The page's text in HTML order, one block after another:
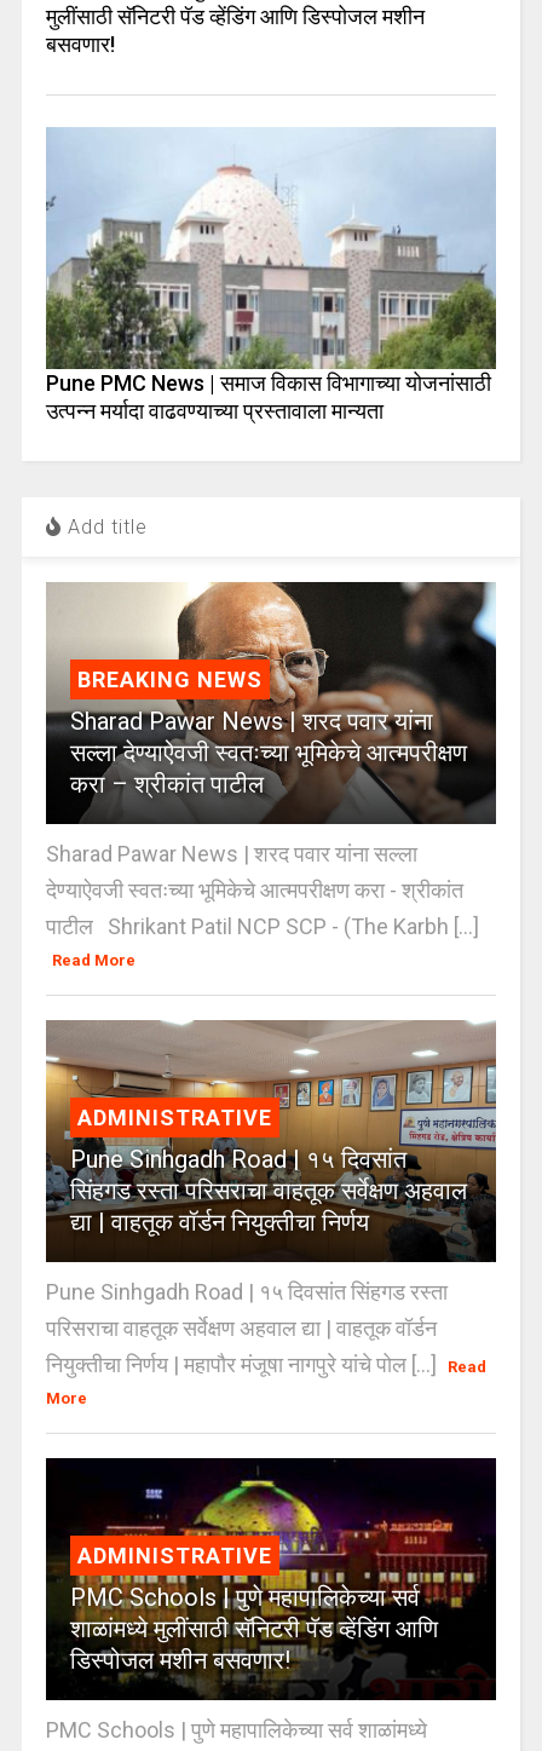
मुलींसाठी सॅनिटरी पॅड व्हेंडिंग आणि डिस्पोजल मशीन
बसवणार!
Pune PMC News | समाज विकास विभागाच्या योजनांसाठी
उत्पन्न मर्यादा वाढवण्याच्या प्रस्तावाला मान्यता
Add title
BREAKING NEWS
Sharad Pawar News | शरद पवार यांना
सल्ला देण्याऐवजी स्वतःच्या भूमिकेचे आत्मपरीक्षण
करा – श्रीकांत पाटील
Sharad Pawar News | शरद पवार यांना सल्ला
देण्याऐवजी स्वतःच्या भूमिकेचे आत्मपरीक्षण करा - श्रीकांत
पाटील Shrikant Patil NCP SCP - (The Karbh [...]
Read More
ADMINISTRATIVE
Pune Sinhgadh Road | १५ दिवसांत
सिंहगड रस्ता परिसराचा वाहतूक सर्वेक्षण अहवाल
द्या | वाहतूक वॉर्डन नियुक्तीचा निर्णय
Pune Sinhgadh Road | १५ दिवसांत सिंहगड रस्ता
परिसराचा वाहतूक सर्वेक्षण अहवाल द्या | वाहतूक वॉर्डन
नियुक्तीचा निर्णय | महापौर मंजूषा नागपुरे यांचे पोल [...]
Read
More
ADMINISTRATIVE
PMC Schools | पुणे महापालिकेच्या सर्व
शाळांमध्ये मुलींसाठी सॅनिटरी पॅड व्हेंडिंग आणि
डिस्पोजल मशीन बसवणार!
PMC Schools | पुणे महापालिकेच्या सर्व शाळांमध्ये